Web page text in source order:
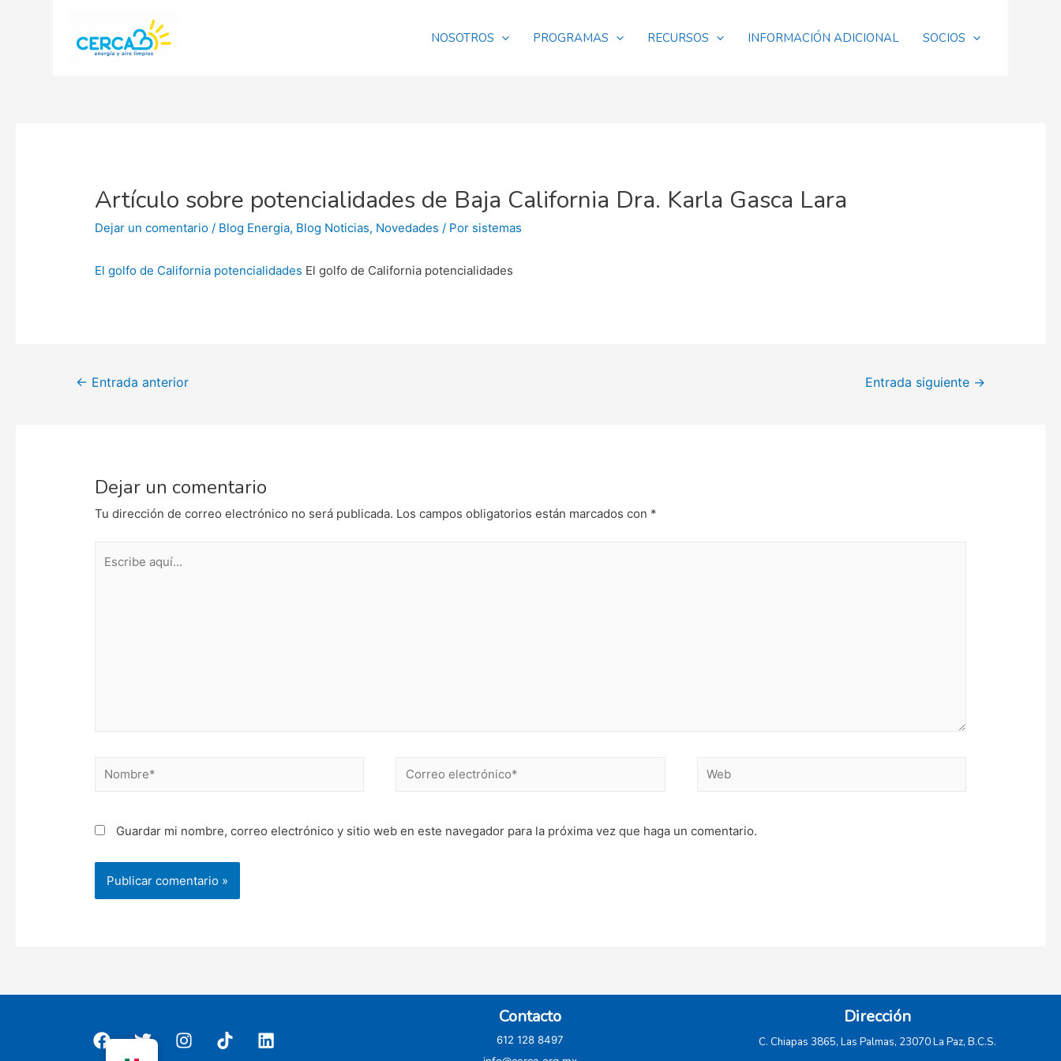
NOSOTROS PROGRAMAS RECURSOS INFORMACIÓN ADICIONAL SOCIOS
Artículo sobre potencialidades de Baja California Dra. Karla Gasca Lara
Dejar un comentario / Blog Energia, Blog Noticias, Novedades / Por sistemas
El golfo de California potencialidades El golfo de California potencialidades
Navegación
← Entrada anterior Entrada siguiente →
Dejar un comentario
Tu dirección de correo electrónico no será publicada. Los campos obligatorios están marcados con *
Nombre*
Correo
Web
Guardar mi nombre, correo electrónico y sitio web en este navegador para la próxima vez que haga un comentario.
Contacto
612 128 8497
Dirección
C. Chiapas 3865, Las Palmas, 23070 La Paz, B.C.S.